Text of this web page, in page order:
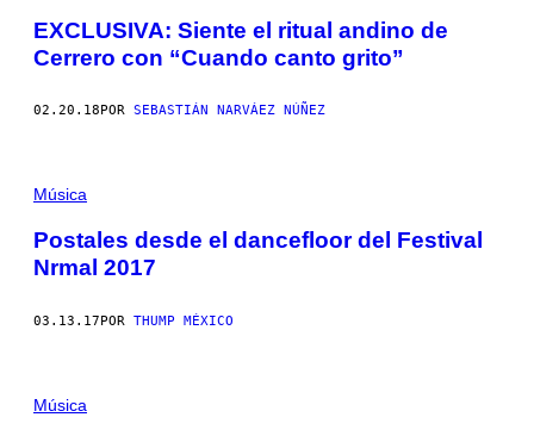
EXCLUSIVA: Siente el ritual andino de
Cerrero con “Cuando canto grito”
02.20.18 POR SEBASTIÁN NARVÁEZ NÚÑEZ
Música
Postales desde el dancefloor del Festival
Nrmal 2017
03.13.17POR THUMP MÉXICO
Música